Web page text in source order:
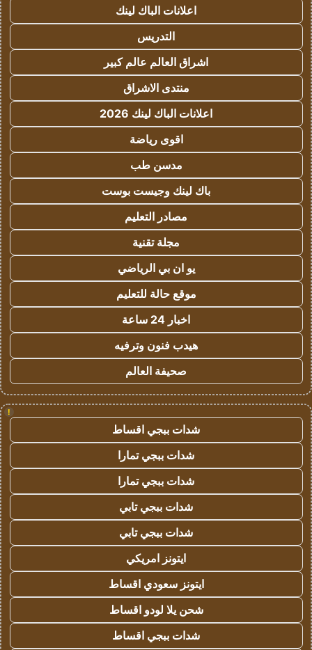
اعلانات الباك لينك
التدريس
اشراق العالم عالم كبير
منتدى الاشراق
اعلانات الباك لينك 2026
اقوى رياضة
مدسن طب
باك لينك وجيست بوست
مصادر التعليم
مجلة تقنية
يو ان بي الرياضي
موقع حالة للتعليم
اخبار 24 ساعة
هيدب فنون وترفيه
صحيفة العالم
!
شدات ببجي اقساط
شدات ببجي تمارا
شدات ببجي تمارا
شدات ببجي تابي
شدات ببجي تابي
ايتونز امريكي
ايتونز سعودي اقساط
شحن يلا لودو اقساط
شدات ببجي اقساط